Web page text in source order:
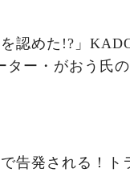
を認めた!?」
ー・がおう氏
告発される！